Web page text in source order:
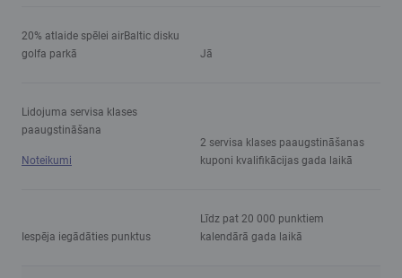
20% atlaide spēlei airBaltic disku
golfa parkā
Jā
Lidojuma servisa klases
paaugstināšana
Noteikumi
2 servisa klases paaugstināšanas
kuponi kvalifikācijas gada laikā
Iespēja iegādāties punktus
Līdz pat 20 000 punktiem
kalendārā gada laikā